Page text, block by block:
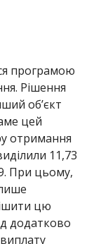
програмою
Рішення
об’єкт
цей
отримання
11,73
При цьому,
цю
додатково